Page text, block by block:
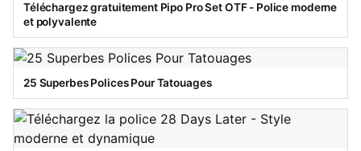
Téléchargez gratuitement Pipo Pro Set OTF - Police moderne
et polyvalente
25 Superbes Polices Pour Tatouages